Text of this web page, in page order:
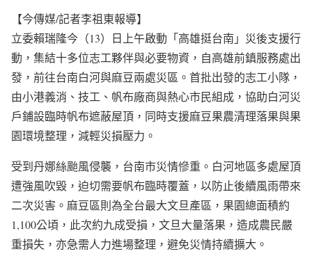
【今傳媒/記者李祖東報導】
立委賴瑞隆今（13）日上午啟動「高雄挺台南」災後支援行
動，集結十多位志工夥伴與必要物資，自高雄前鎮服務處出
發，前往台南白河與麻豆兩處災區。首批出發的志工小隊，
由小港義消、技工、帆布廠商與熱心市民組成，協助白河災
戶鋪設臨時帆布遮蔽屋頂，同時支援麻豆果農清理落果與果
園環境整理，減輕災損壓力。
受到丹娜絲颱風侵襲，台南市災情慘重。白河地區多處屋頂
遭強風吹毀，迫切需要帆布臨時覆蓋，以防止後續風雨帶來
二次災害。麻豆區則為全台最大文旦產區，果園總面積約
1,100公頃，此次約九成受損，文旦大量落果，造成農民嚴
重損失，亦急需人力進場整理，避免災情持續擴大。